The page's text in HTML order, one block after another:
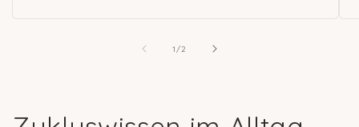
1/von
2